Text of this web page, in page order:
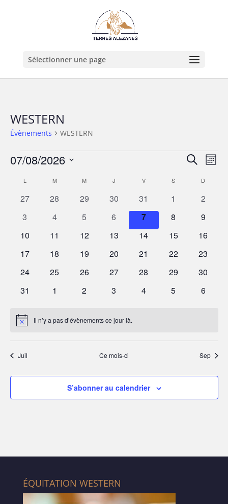
Sélectionner une page
WESTERN
Évènements WESTERN
Évènements
vues
Recherche
de
Mois
07/08/2026
date.
Calendrier
de
L MMARDI M MERCREDI
J VVENDREDIS D
0
27
0
28
0
29
0
évènements
30
0
évènements
31
0
1
0
2
0
3
0
4
0
5
0
évènements
6
0
évènements
7
0
8
0
9
0
10
0
11
0
12
0
13
0
14
0
15
0
16
0
17
0
18
0
19
0
20
0
21
0
22
0
23
0
24
0
25
0
26
0
27
0
28
0
29
0
30
0
31
0
1
0
2
0
3
0
4
0
5
0
6
Notice Il n’y a pas d’évènements ce jour là.
Juil Ce mois-ci Sep
S’abonner au calendrier
ÉQUITATION WESTERN